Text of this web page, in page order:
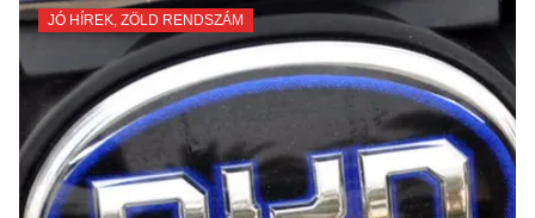
JÓ HÍREK, ZÖLD RENDSZÁM